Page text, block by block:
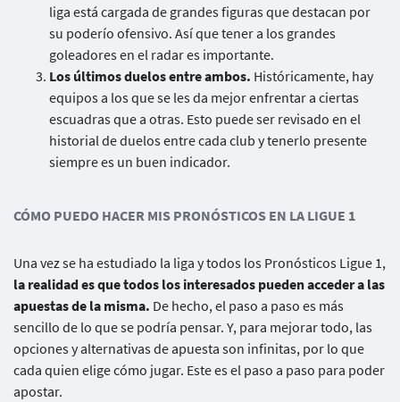
liga está cargada de grandes figuras que destacan por
su poderío ofensivo. Así que tener a los grandes
goleadores en el radar es importante.
Los últimos duelos entre ambos. Históricamente, hay
equipos a los que se les da mejor enfrentar a ciertas
escuadras que a otras. Esto puede ser revisado en el
historial de duelos entre cada club y tenerlo presente
siempre es un buen indicador.
CÓMO PUEDO HACER MIS PRONÓSTICOS EN LA LIGUE 1
Una vez se ha estudiado la liga y todos los Pronósticos Ligue 1,
la realidad es que todos los interesados pueden acceder a las
apuestas de la misma. De hecho, el paso a paso es más
sencillo de lo que se podría pensar. Y, para mejorar todo, las
opciones y alternativas de apuesta son infinitas, por lo que
cada quien elige cómo jugar. Este es el paso a paso para poder
apostar.